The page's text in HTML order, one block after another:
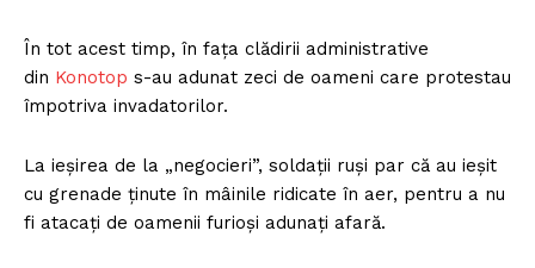
În tot acest timp, în fața clădirii administrative
din Konotop s-au adunat zeci de oameni care protestau
împotriva invadatorilor.
La ieșirea de la „negocieri”, soldații ruși par că au ieșit
cu grenade ținute în mâinile ridicate în aer, pentru a nu
fi atacați de oamenii furioși adunați afară.